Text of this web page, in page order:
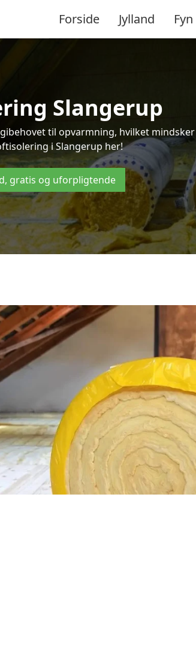
Forside Jylland Fyn
Slangerup
til opvarmning, hvilket
i Slangerup her!
gratis og uforpligtende